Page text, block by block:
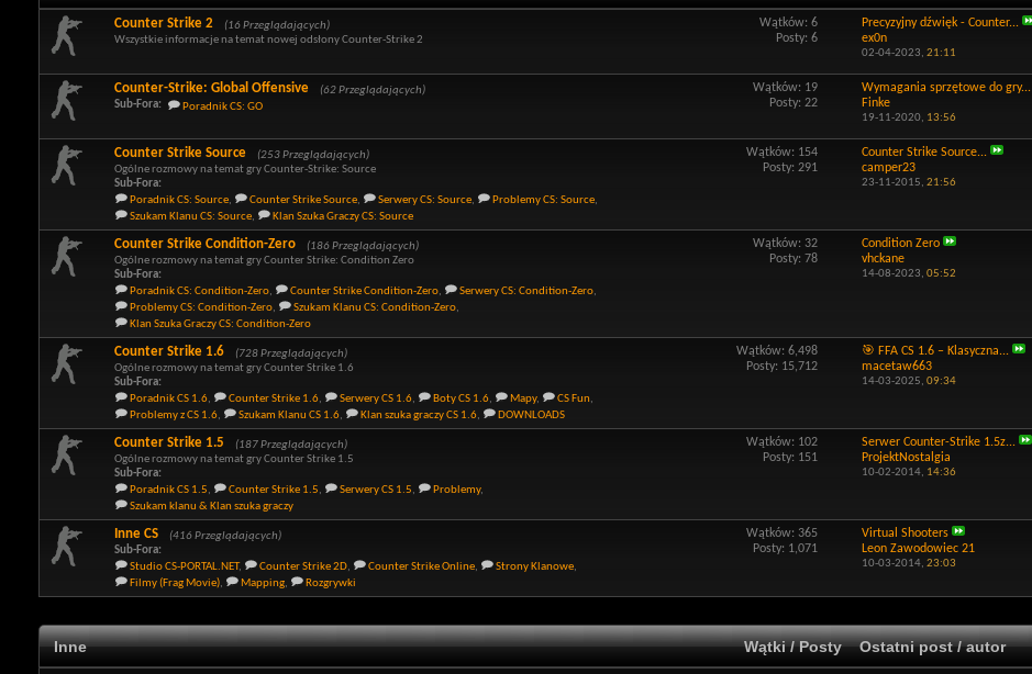
Counter Strike 2
(16 Przeglądających)
Wszystkie informacje na temat nowej odsłony Counter-Strike 2
Wątków: 6
Posty: 6
Precyzyjny dźwięk - Counter...
ex0n
02-04-2023, 21:11
Counter-Strike: Global Offensive
(62 Przeglądających)
Sub-Fora:
Poradnik CS: GO
Wątków: 19
Posty: 22
Wymagania sprzętowe do gry...
Finke
19-11-2020, 13:56
Counter Strike Source
(253 Przeglądających)
Ogólne rozmowy na temat gry Counter-Strike: Source
Sub-Fora:
Poradnik CS: Source, Counter Strike Source, Serwery CS: Source, Problemy CS: Source,
Szukam Klanu CS: Source, Klan Szuka Graczy CS: Source
Wątków: 154
Posty: 291
Counter Strike Source...
camper23
23-11-2015, 21:56
Counter Strike Condition-Zero
(186 Przeglądających)
Ogólne rozmowy na temat gry Counter Strike: Condition Zero
Sub-Fora:
Poradnik CS: Condition-Zero, Counter Strike Condition-Zero, Serwery CS: Condition-Zero,
Problemy CS: Condition-Zero, Szukam Klanu CS: Condition-Zero,
Klan Szuka Graczy CS: Condition-Zero
Wątków: 32
Posty: 78
Condition Zero
vhckane
14-08-2023, 05:52
Counter Strike 1.6
(728 Przeglądających)
Ogólne rozmowy na temat gry Counter Strike 1.6
Sub-Fora:
Poradnik CS 1.6, Counter Strike 1.6, Serwery CS 1.6, Boty CS 1.6, Mapy, CS Fun,
Problemy z CS 1.6, Szukam Klanu CS 1.6, Klan szuka graczy CS 1.6, DOWNLOADS
Wątków: 6,498
Posty: 15,712
🎯 FFA CS 1.6 – Klasyczna...
macetaw663
14-03-2025, 09:34
Counter Strike 1.5
(187 Przeglądających)
Ogólne rozmowy na temat gry Counter Strike 1.5
Sub-Fora:
Poradnik CS 1.5, Counter Strike 1.5, Serwery CS 1.5, Problemy,
Szukam klanu & Klan szuka graczy
Wątków: 102
Posty: 151
Serwer Counter-Strike 1.5z...
ProjektNostalgia
10-02-2014, 14:36
Inne CS
(416 Przeglądających)
Sub-Fora:
Studio CS-PORTAL.NET, Counter Strike 2D, Counter Strike Online, Strony Klanowe,
Filmy (Frag Movie), Mapping, Rozgrywki
Wątków: 365
Posty: 1,071
Virtual Shooters
Leon Zawodowiec 21
10-03-2014, 23:03
Inne Wątki / Posty Ostatni post / autor